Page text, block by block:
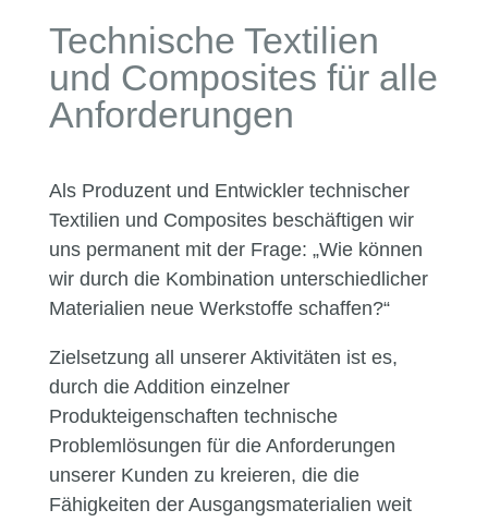
Technische Textilien
und Composites für alle
Anforderungen
Als Produzent und Entwickler technischer
Textilien und Composites beschäftigen wir
uns permanent mit der Frage: „Wie können
wir durch die Kombination unterschiedlicher
Materialien neue Werkstoffe schaffen?“
Zielsetzung all unserer Aktivitäten ist es,
durch die Addition einzelner
Produkteigenschaften technische
Problemlösungen für die Anforderungen
unserer Kunden zu kreieren, die die
Fähigkeiten der Ausgangsmaterialien weit